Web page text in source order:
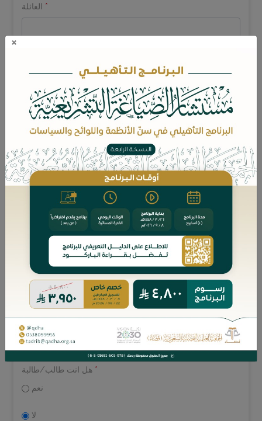
*
بيانات الدخول
كلمة المرور*
بيانات الاتصال
البريد الإلكتروني*
رقم الجوال* كود الدولة*
+
*
نعم
لا
×